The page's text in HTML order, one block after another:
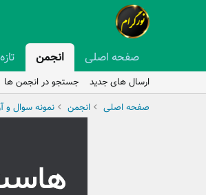
صفحه اصلی انجمن
ارسال های جدید
جستجو در انجمن ها
صفحه اصلی
انجمن نمونه سوال و